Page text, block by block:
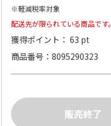
※軽減税率対象
配送先が限られている商品です。
獲得ポイント： 63 pt
商品番号
8095290323